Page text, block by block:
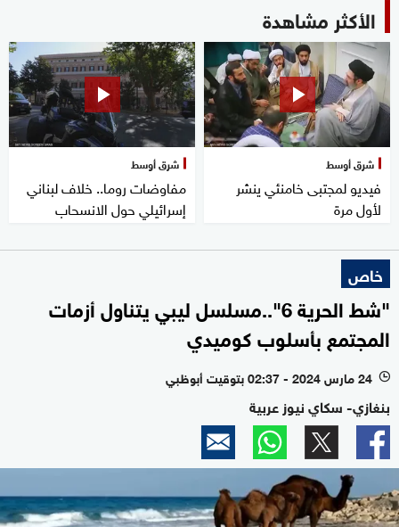
الأكثر مشاهدة
شرق أوسط
فيديو لمجتبى خامنئي ينشر
لأول مرة
شرق أوسط
مفاوضات روما.. خلاف لبناني
إسرائيلي حول الانسحاب
خاص
"شط الحرية 6"..مسلسل ليبي يتناول أزمات
المجتمع بأسلوب كوميدي
l 24 مارس 2024 - 02:37 بتوقيت أبوظبي
بنغازي- سكاي نيوز عربية